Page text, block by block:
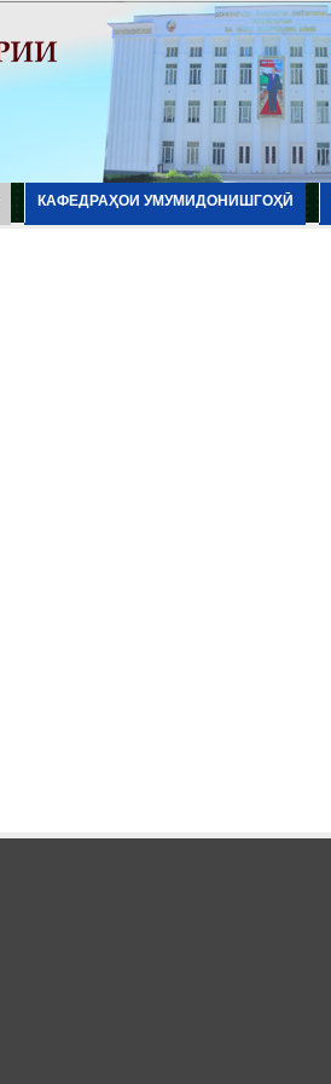
КАФЕДРАҲОИ УМУМИДОНИШГОҲӢ